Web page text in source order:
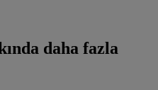
daha fazla